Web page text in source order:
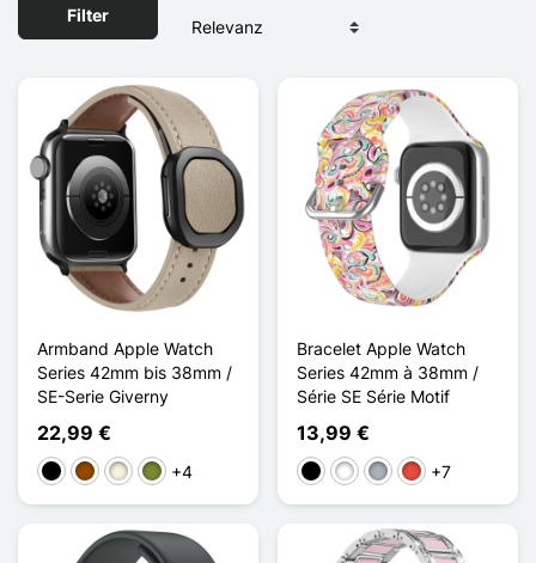
Filter
Armband Apple Watch
Series 42mm bis 38mm /
SE-Serie Giverny
22,99 €
Schwarz
BraunBeigeKhaki+4
Bracelet Apple Watch
Series 42mm à 38mm /
Série SE Série Motif
13,99 €
Schwarz
WeißGrauRot +7